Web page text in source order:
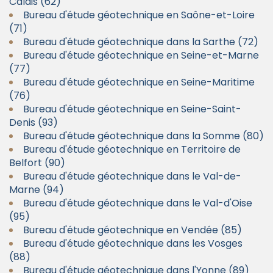
Bureau d'étude géotechnique en Saône-et-Loire
(71)
Bureau d'étude géotechnique dans la Sarthe (72)
Bureau d'étude géotechnique en Seine-et-Marne
(77)
Bureau d'étude géotechnique en Seine-Maritime
(76)
Bureau d'étude géotechnique en Seine-Saint-
Denis (93)
Bureau d'étude géotechnique dans la Somme (80)
Bureau d'étude géotechnique en Territoire de
Belfort (90)
Bureau d'étude géotechnique dans le Val-de-
Marne (94)
Bureau d'étude géotechnique dans le Val-d'Oise
(95)
Bureau d'étude géotechnique en Vendée (85)
Bureau d'étude géotechnique dans les Vosges
(88)